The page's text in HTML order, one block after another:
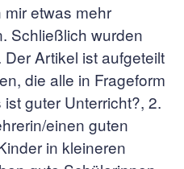
etwas mehr
Schließlich wurden
Artikel ist aufgeteilt
die alle in Frageform
guter Unterricht?, 2.
einen guten
in kleineren